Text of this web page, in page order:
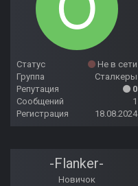
Статус
Не в сети
Группа
Сталкеры
Репутация
0
Сообщений
1
Регистрация
18.08.2024
-Flanker-
Новичок